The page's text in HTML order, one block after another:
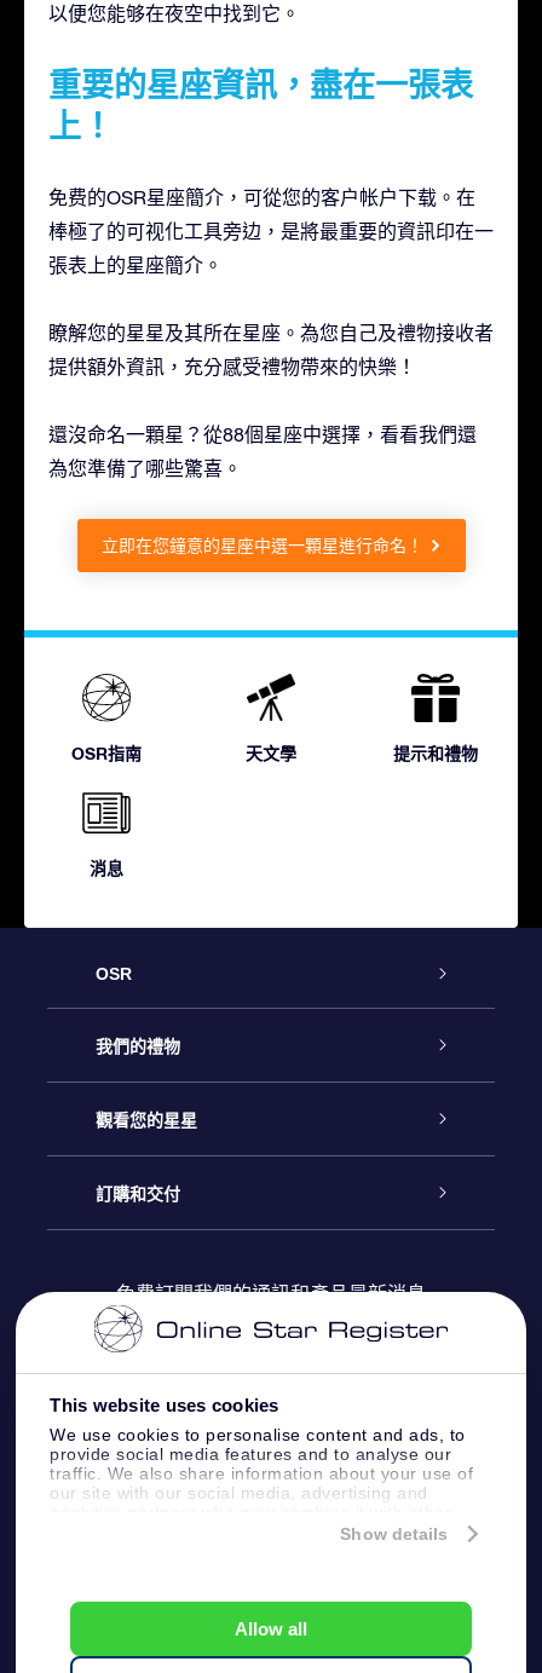
This website uses cookies
We use cookies to personalise content and ads, to
provide social media features and to analyse our
traffic. We also share information about your use of
our site with our social media, advertising and
information that you’ve provided to them or that
Show details
Allow all
以便您能够在夜空中找到它。
重要的星座資訊，盡在一張表
上！
免费的OSR星座簡介，可從您的客户帐户下载。在
棒極了的可视化工具旁边，是將最重要的資訊印在一
張表上的星座簡介。
瞭解您的星星及其所在星座。為您自己及禮物接收者
提供額外資訊，充分感受禮物帶來的快樂！
還沒命名一顆星？從88個星座中選擇，看看我們還
為您準備了哪些驚喜。
立即在您鐘意的星座中選一顆星進行命名！
OSR指南 天文學 提示和禮物
消息
OSR
客戶服務
聯繫我們
博客
評論
我們的禮物
Online Star禮物
OSR禮物包
OSR 禮物卡
公司禮品
觀看您的星星
星星注册
個性化的Star Page
One Million Stars
OSR Starsaver
訂購和交付
付款資訊
配送信息
退貨政策
免費訂閱我們的通訊和產品最新消息
客戶服務:help@osr.org
KVK: 60333553, VAT: NL 8538.62.722B01